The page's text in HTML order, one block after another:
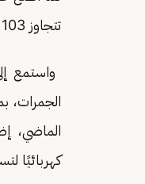
تتجاوز 103 آلاف متر مربع.
كهربائيًا